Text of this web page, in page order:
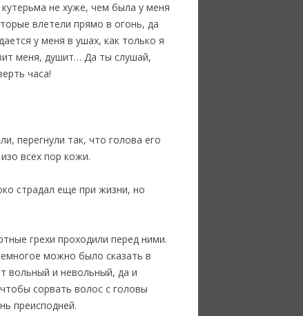
не хуже, чем была у меня
влетели прямо в огонь, да
у меня в ушах, как только я
меня, душит… Да ты слушай,
часа!
перегнули так, что голова его
всех пор кожи.
страдал еще при жизни, но
грехи проходили перед ними.
можно было сказать в
вольный и невольный, да и
сорвать волос с головы
преисподней.